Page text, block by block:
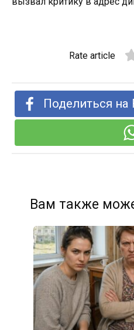
Rate article
Поделиться на
Вам также